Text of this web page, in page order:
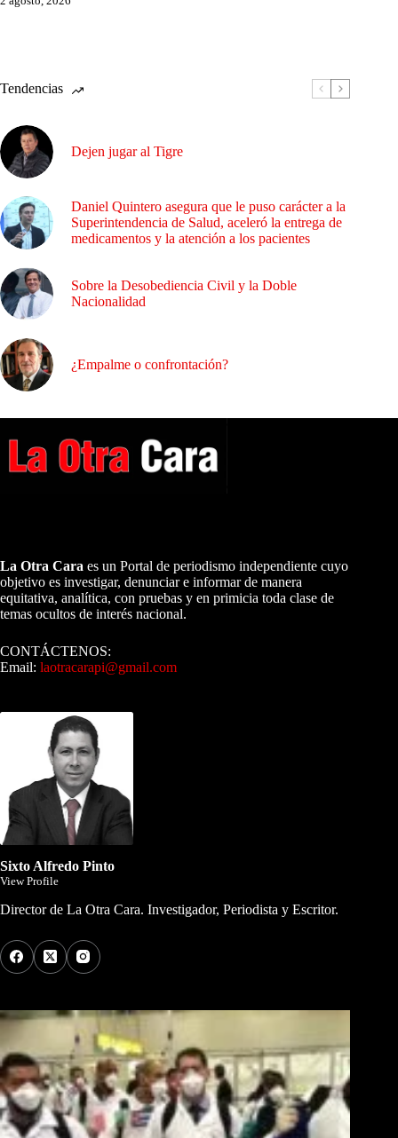
Tendencias
Dejen jugar al Tigre
Daniel Quintero asegura que le puso carácter a la
Superintendencia de Salud, aceleró la entrega de
medicamentos y la atención a los pacientes
Sobre la Desobediencia Civil y la Doble
Nacionalidad
¿Empalme o confrontación?
La Otra Cara es un Portal de periodismo independiente cuyo
objetivo es investigar, denunciar e informar de manera
equitativa, analítica, con pruebas y en primicia toda clase de
temas ocultos de interés nacional.
CONTÁCTENOS:
Email: laotracarapi@gmail.com
Sixto Alfredo Pinto
View Profile
Director de La Otra Cara. Investigador, Periodista y Escritor.